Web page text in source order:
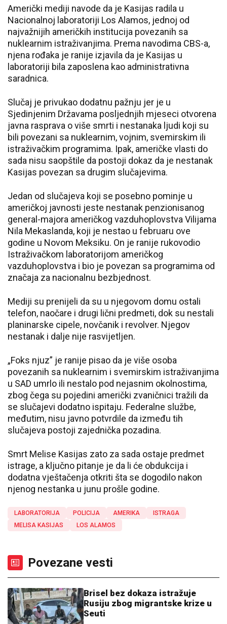
Američki mediji navode da je Kasijas radila u
Nacionalnoj laboratoriji Los Alamos, jednoj od
najvažnijih američkih institucija povezanih sa
nuklearnim istraživanjima. Prema navodima CBS-a,
njena rođaka je ranije izjavila da je Kasijas u
laboratoriji bila zaposlena kao administrativna
saradnica.
Slučaj je privukao dodatnu pažnju jer je u
Sjedinjenim Državama posljednjih mjeseci otvorena
javna rasprava o više smrti i nestanaka ljudi koji su
bili povezani sa nuklearnim, vojnim, svemirskim ili
istraživačkim programima. Ipak, američke vlasti do
sada nisu saopštile da postoji dokaz da je nestanak
Kasijas povezan sa drugim slučajevima.
Jedan od slučajeva koji se posebno pominje u
američkoj javnosti jeste nestanak penzionisanog
general-majora američkog vazduhoplovstva Vilijama
Nila Mekaslanda, koji je nestao u februaru ove
godine u Novom Meksiku. On je ranije rukovodio
Istraživačkom laboratorijom američkog
vazduhoplovstva i bio je povezan sa programima od
značaja za nacionalnu bezbjednost.
Mediji su prenijeli da su u njegovom domu ostali
telefon, naočare i drugi lični predmeti, dok su nestali
planinarske cipele, novčanik i revolver. Njegov
nestanak i dalje nije rasvijetljen.
„Foks njuz” je ranije pisao da je više osoba
povezanih sa nuklearnim i svemirskim istraživanjima
u SAD umrlo ili nestalo pod nejasnim okolnostima,
zbog čega su pojedini američki zvaničnici tražili da
se slučajevi dodatno ispitaju. Federalne službe,
međutim, nisu javno potvrdile da između tih
slučajeva postoji zajednička pozadina.
Smrt Melise Kasijas zato za sada ostaje predmet
istrage, a ključno pitanje je da li će obdukcija i
dodatna vještačenja otkriti šta se dogodilo nakon
njenog nestanka u junu prošle godine.
LABORATORIJA POLICIJA AMERIKA
ISTRAGA
MELISA KASIJAS
LOS ALAMOS
Povezane vesti
Brisel bez dokaza istražuje
Rusiju zbog migrantske krize u
Seuti